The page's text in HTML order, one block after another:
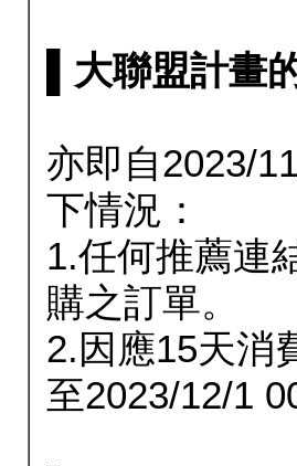
▌大聯盟計畫
亦即自2023/
下情況：
1.任何推薦連
購之訂單。
2.因應15天消
至2023/12/1